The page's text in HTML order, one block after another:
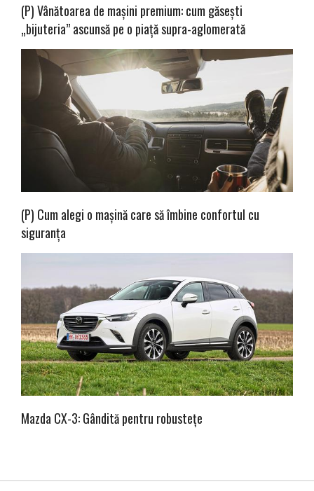
(P) Vânătoarea de mașini premium: cum găsești
„bijuteria” ascunsă pe o piață supra-aglomerată
(P) Cum alegi o mașină care să îmbine confortul cu
siguranța
Mazda CX-3: Gândită pentru robustețe